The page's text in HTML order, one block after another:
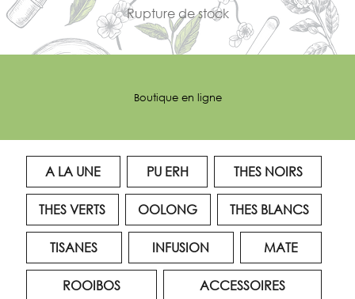
Rupture de stock
A LA UNE PU ERH THES NOIRS
THES VERTS OOLONG THES BLANCS
TISANES INFUSION MATE
ROOIBOS ACCESSOIRES
Boutique en ligne